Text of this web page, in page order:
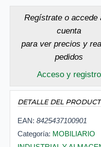
Regístrate o accede
cuenta
para ver precios y
pedidos
Acceso y registro
DETALLE DEL
EAN: 8425437100901
Categoría: MOBILIARIO